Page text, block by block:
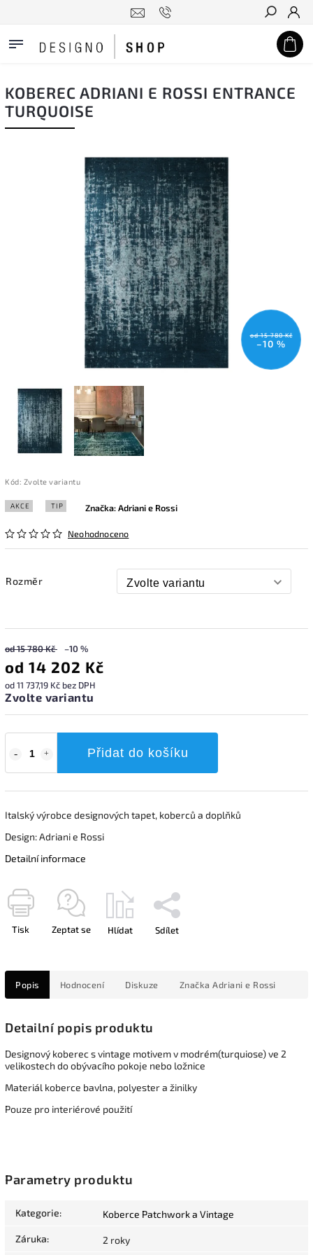
Hledat
KOBEREC ADRIANI E ROSSI ENTRANCE
TURQUOISE
od 15 780 Kč
–10 %
Kód: Zvolte variantu
AKCE TIP
Neohodnoceno
Značka:Adriani e Rossi
Rozměr
od 15 780 Kč –10 %
od 14 202 Kč
od11 737,19 Kč bez DPH
Zvolte variantu
Přidat do košíku
Italský výrobce designových tapet, koberců a doplňků
Design: Adriani e Rossi
Detailní informace
Tisk Zeptat se Hlídat Sdílet
Popis Hodnocení Diskuze Značka Adriani e Rossi
Detailní popis produktu
Designový koberec s vintage motivem v modrém(turquiose) ve 2
velikostech do obývacího pokoje nebo ložnice
Materiál koberce bavlna, polyester a žinilky
Pouze pro interiérové použití
Parametry produktu
Kategorie: Koberce Patchwork a Vintage
Záruka: 2 roky